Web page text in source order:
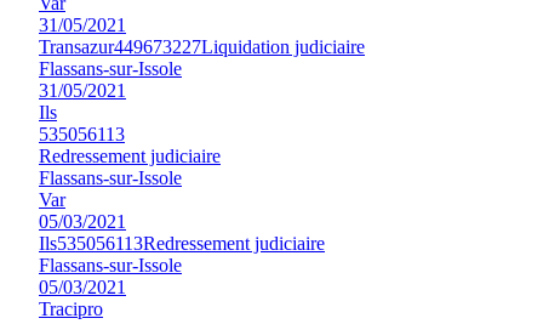
31/05/2021
Transazur449673227Liquidation judiciaire
Flassans-sur-Issole
31/05/2021
Ils
535056113
Redressement judiciaire
Flassans-sur-Issole
Var
05/03/2021
Ils535056113Redressement judiciaire
Flassans-sur-Issole
05/03/2021
Tracipro